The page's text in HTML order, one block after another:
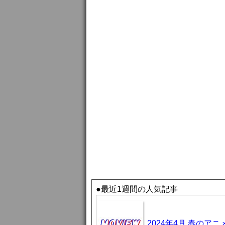
●最近1週間の人気記事
2024年4月 春のアニ